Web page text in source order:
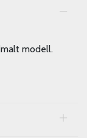
modell.